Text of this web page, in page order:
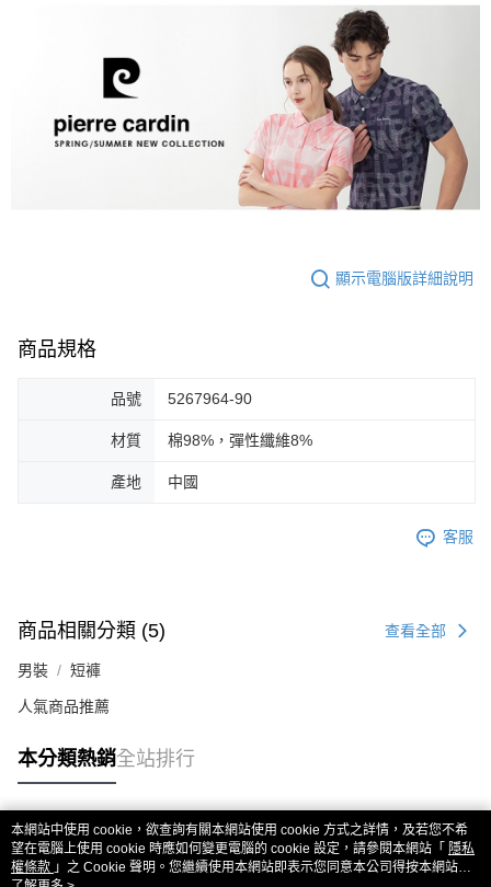
顯示電腦版詳細說明
商品規格
品號 5267964-90
材質 棉98%，彈性纖維8%
產地 中國
客服
商品相關分類 (5) 查看全部
男裝 短褲
人氣商品推薦
本分類熱銷全站排行
熱門標籤
本網站中使用 cookie，欲查詢有關本網站使用 cookie 方式之詳情，及若您不希
望在電腦上使用 cookie 時應如何變更電腦的 cookie 設定，請參閱本網站「 隱私
權條款 」之 Cookie 聲明。您繼續使用本網站即表示您同意本公司得按本網站使